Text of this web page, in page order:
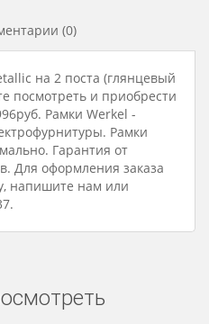
(0)
на 2 поста (глянцевый
посмотреть и приобрести
Рамки Werkel -
Рамки
Гарантия от
Для оформления заказа
напишите нам или